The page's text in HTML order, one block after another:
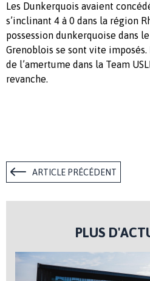
Les Dunkerquois avaient
s’inclinant 4 à 0 dans la région
possession dunkerquoise dans
Grenoblois se sont vite
de l’amertume dans la Team
revanche.
ARTICLE PRÉCÉDENT
PLUS